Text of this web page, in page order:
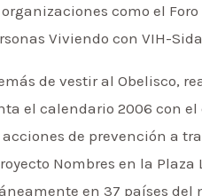
como el Foro
Viviendo con VIH-
de vestir al Obelisco,
el calendario 2006 con
de prevención a
Nombres en la
en 37 países del